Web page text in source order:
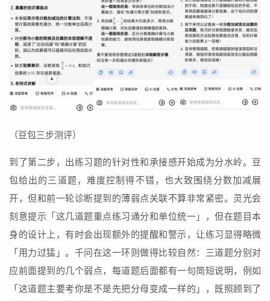
（豆包三步测评）
到了第二步，出练习题的针对性和承接感开始成为分水岭。豆
包给出的三道题，难度控制得不错，也大致围绕分数加减展
开，但和前一轮诊断提到的薄弱点关联不算非常紧密。灵光会
刻意提示「这几道题重点练习通分和单位统一」，但在题目本
身的设计上，有时会出现额外的提醒和警示，让练习显得略微
「用力过猛」。千问在这一环则做得比较自然：三道题分别对
应前面提到的几个弱点，每道题后面都有一句简短说明，例如
「这道题主要考你是不是先把分母变成一样的」，既照顾到了